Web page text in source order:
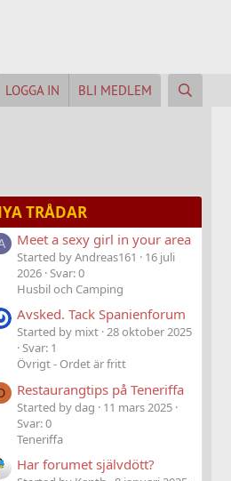
LOGGA IN BLI MEDLEM
TRÅDAR
Meet a sexy girl in your area
Started by Andreas161
16 juli
2026 Svar: 0
Husbil och Camping
Avsked. Tack Spanienforum
Started by mixt 28 oktober 2025
Svar: 1
Övrigt - Ordet är fritt
Restaurangtips på Teneriffa
Started by dag
11 mars 2025
Svar: 0
Teneriffa
Har forumet självdött?